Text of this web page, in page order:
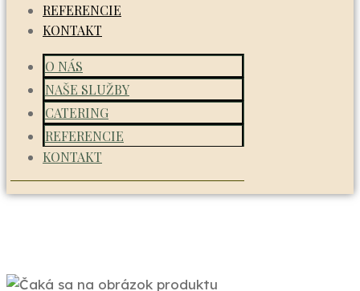
REFERENCIE
KONTAKT
O NÁS
NAŠE SLUŽBY
CATERING
REFERENCIE
KONTAKT